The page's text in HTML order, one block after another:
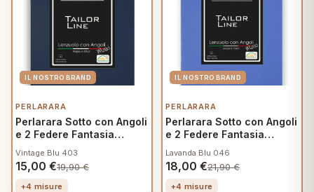
PERLARARA
Perlarara Sotto con Angoli
e 2 Federe Fantasia
Vintage Blu 403
15,00 €19,90€
+4 misure
PERLARARA
Perlarara Sotto con Angoli
e 2 Federe Fantasia
Lavanda Blu 046
18,00 €21,90€
+4 misure